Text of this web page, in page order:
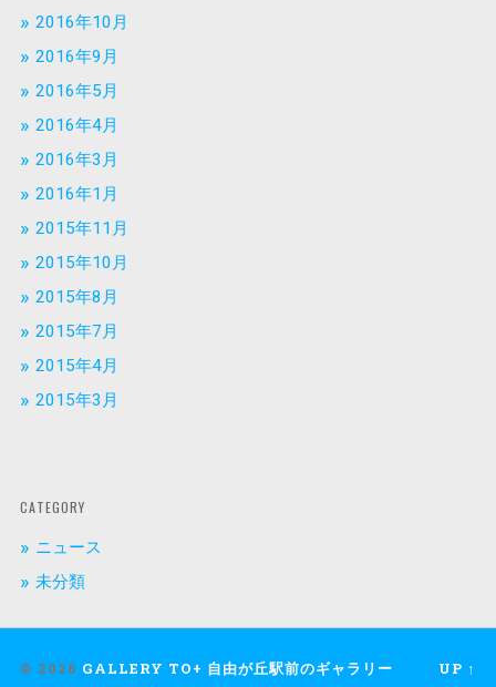
2016年10月
2016年9月
2016年5月
2016年4月
2016年3月
2016年1月
2015年11月
2015年10月
2015年8月
2015年7月
2015年4月
2015年3月
CATEGORY
ニュース
未分類
© 2026 GALLERY TO+ 自由が丘駅前のギャラリー UP ↑